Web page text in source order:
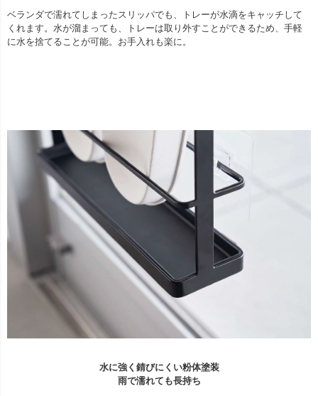
ベランダで濡れてしまったスリッパでも、トレーが水滴をキャッチして
くれます。水が溜まっても、トレーは取り外すことができるため、手軽
に水を捨てることが可能。お手入れも楽に。
水に強く錆びにくい粉体塗装
雨で濡れても長持ち